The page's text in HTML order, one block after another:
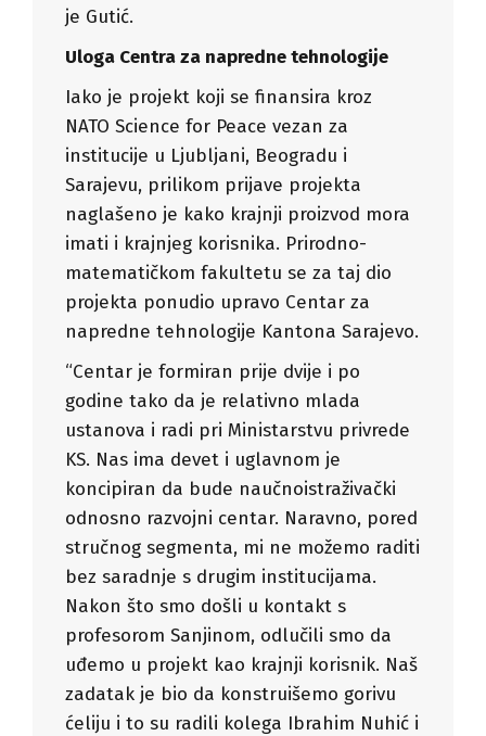
je Gutić.
Uloga Centra za napredne tehnologije
Iako je projekt koji se finansira kroz
NATO Science for Peace vezan za
institucije u Ljubljani, Beogradu i
Sarajevu, prilikom prijave projekta
naglašeno je kako krajnji proizvod mora
imati i krajnjeg korisnika. Prirodno-
matematičkom fakultetu se za taj dio
projekta ponudio upravo Centar za
napredne tehnologije Kantona Sarajevo.
“Centar je formiran prije dvije i po
godine tako da je relativno mlada
ustanova i radi pri Ministarstvu privrede
KS. Nas ima devet i uglavnom je
koncipiran da bude naučnoistraživački
odnosno razvojni centar. Naravno, pored
stručnog segmenta, mi ne možemo raditi
bez saradnje s drugim institucijama.
Nakon što smo došli u kontakt s
profesorom Sanjinom, odlučili smo da
uđemo u projekt kao krajnji korisnik. Naš
zadatak je bio da konstruišemo gorivu
ćeliju i to su radili kolega Ibrahim Nuhić i